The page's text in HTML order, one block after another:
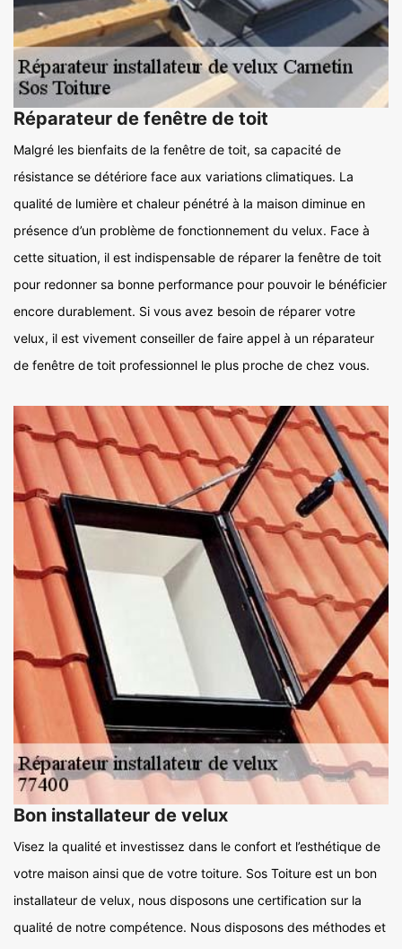
Réparateur de fenêtre de toit
Malgré les bienfaits de la fenêtre de toit, sa capacité de
résistance se détériore face aux variations climatiques. La
qualité de lumière et chaleur pénétré à la maison diminue en
présence d’un problème de fonctionnement du velux. Face à
cette situation, il est indispensable de réparer la fenêtre de toit
pour redonner sa bonne performance pour pouvoir le bénéficier
encore durablement. Si vous avez besoin de réparer votre
velux, il est vivement conseiller de faire appel à un réparateur
de fenêtre de toit professionnel le plus proche de chez vous.
Bon installateur de velux
Visez la qualité et investissez dans le confort et l’esthétique de
votre maison ainsi que de votre toiture. Sos Toiture est un bon
installateur de velux, nous disposons une certification sur la
qualité de notre compétence. Nous disposons des méthodes et